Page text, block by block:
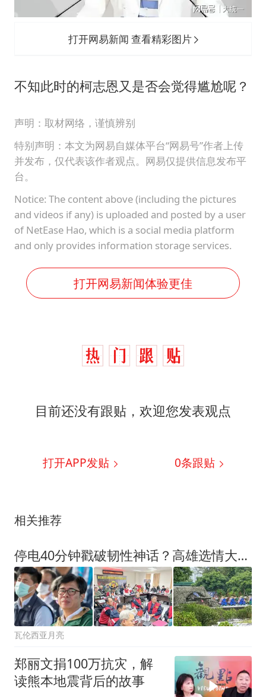
打开网易新闻 查看精彩图片
不知此时的柯志恩又是否会觉得尴尬呢？
声明：取材网络，谨慎辨别
特别声明：本文为网易自媒体平台“网易号”作者上传
并发布，仅代表该作者观点。网易仅提供信息发布平
台。
Notice: The content above (including the pictures
and videos if any) is uploaded and posted by a user
of NetEase Hao, which is a social media platform
and only provides information storage services.
打开网易新闻体验更佳
目前还没有跟贴，欢迎您发表观点
打开APP发贴 0条跟贴
相关推荐
停电40分钟戳破韧性神话？高雄选情大变脸，民进党这回真慌了！
瓦伦西亚月亮
郑丽文捐100万抗灾，解
读熊本地震背后的故事